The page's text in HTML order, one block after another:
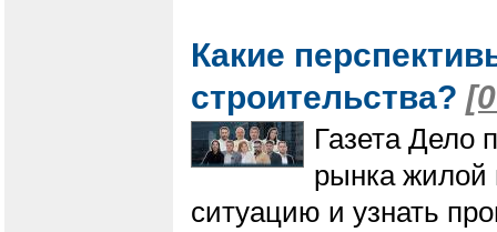
Какие
строительства?
Газета Дело
рынка жилой
ситуацию и узнать